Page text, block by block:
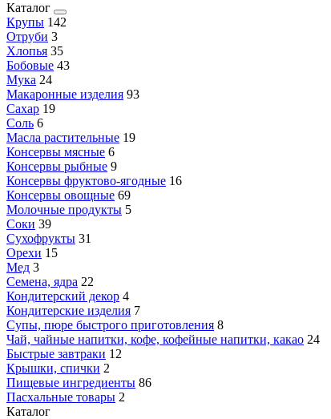
Каталог
Крупы 142
Отруби 3
Хлопья 35
Бобовые 43
Мука 24
Макаронные изделия 93
Сахар 19
Соль 6
Масла растительные 19
Консервы мясные 6
Консервы рыбные 9
Консервы фруктово-ягодные 16
Консервы овощные 69
Молочные продукты 5
Соки 39
Сухофрукты 31
Орехи 15
Мед 3
Семена, ядра 22
Кондитерский декор 4
Кондитерские изделия 7
Супы, пюре быстрого приготовления 8
Чай, чайные напитки, кофе, кофейные напитки, какао 24
Быстрые завтраки 12
Крышки, спички 2
Пищевые ингредиенты 86
Пасхальные товары 2
Каталог